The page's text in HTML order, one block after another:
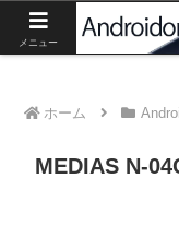
Androidスマートフォ
ホーム
MEDIAS N-
メニュー